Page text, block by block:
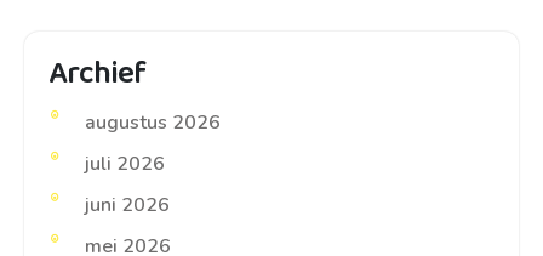
Archief
augustus 2026
juli 2026
juni 2026
mei 2026